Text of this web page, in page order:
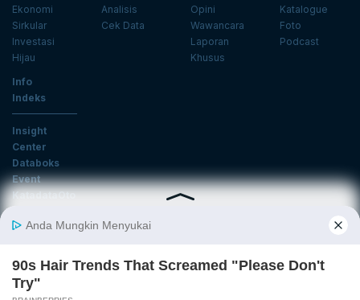
Ekonomi
Sirkular
Investasi
Hijau
Analisis
Cek Data
Opini
Wawancara
Laporan
Khusus
Katalogue
Foto
Podcast
Info
Indeks
Insight
Center
Databoks
Event
KatadataOto
Email
Daftar